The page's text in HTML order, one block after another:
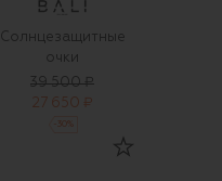
Солнцезащитные
очки
39 500 ₽
27 650 ₽
%